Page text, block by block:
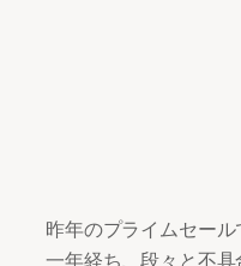
昨年のプライムセー
一年経ち、段々と不具